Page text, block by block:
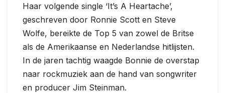
Haar volgende single ‘It’s A Heartache’,
geschreven door Ronnie Scott en Steve
Wolfe, bereikte de Top 5 van zowel de Britse
als de Amerikaanse en Nederlandse hitlijsten.
In de jaren tachtig waagde Bonnie de overstap
naar rockmuziek aan de hand van songwriter
en producer Jim Steinman.